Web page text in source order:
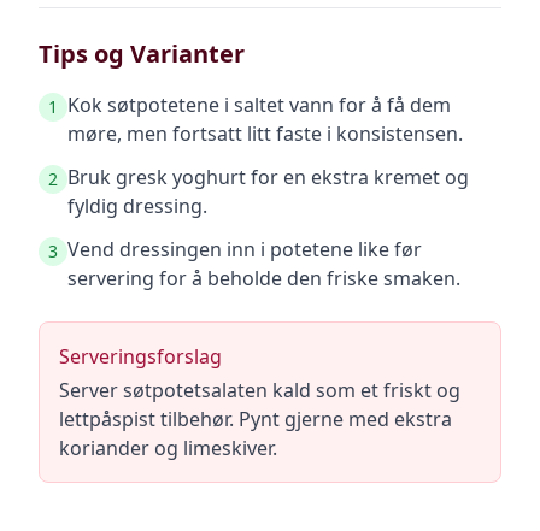
Tips og Varianter
1
Kok søtpotetene i saltet vann for å få dem
møre, men fortsatt litt faste i konsistensen.
2 Bruk gresk yoghurt for en ekstra kremet og
fyldig dressing.
3 Vend dressingen inn i potetene like før
servering for å beholde den friske smaken.
Serveringsforslag
Server søtpotetsalaten kald som et friskt og
lettpåspist tilbehør. Pynt gjerne med ekstra
koriander og limeskiver.